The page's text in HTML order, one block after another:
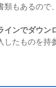
類もあるので
インでダウン
したものを持